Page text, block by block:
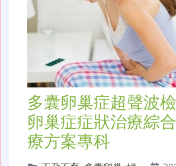
多囊卵巢症超聲波
卵巢症症狀治療綜
療方案專科